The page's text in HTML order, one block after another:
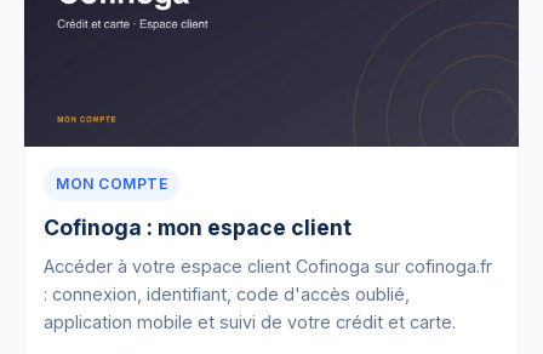
MON COMPTE
Cofinoga : mon espace client
Accéder à votre espace client Cofinoga sur cofinoga.fr
: connexion, identifiant, code d'accès oublié,
application mobile et suivi de votre crédit et carte.